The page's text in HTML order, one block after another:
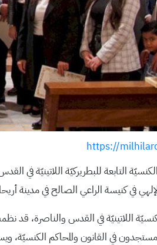
https://
التابعة للبطريركيّة اللاتينيّة في
في كنيسة الراعي الصالح في مدينة
في القانون والمحاكم الكنسيّة،